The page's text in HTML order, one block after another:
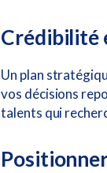
Crédibilité
Un plan
vos décisions
talents qui